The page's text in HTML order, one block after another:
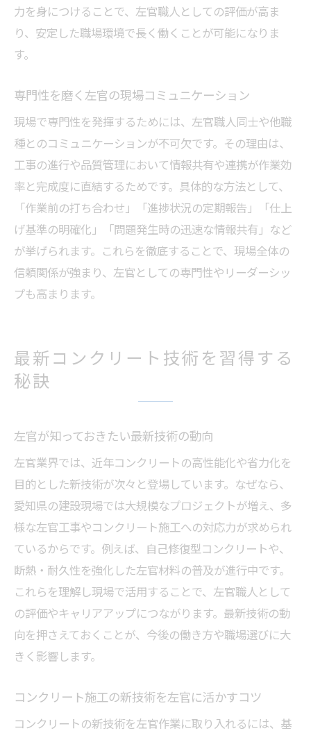
力を身につけることで、左官職人としての評価が高ま
り、安定した職場環境で長く働くことが可能になりま
す。
専門性を磨く左官の現場コミュニケーション
現場で専門性を発揮するためには、左官職人同士や他職
種とのコミュニケーションが不可欠です。その理由は、
工事の進行や品質管理において情報共有や連携が作業効
率と完成度に直結するためです。具体的な方法として、
「作業前の打ち合わせ」「進捗状況の定期報告」「仕上
げ基準の明確化」「問題発生時の迅速な情報共有」など
が挙げられます。これらを徹底することで、現場全体の
信頼関係が強まり、左官としての専門性やリーダーシッ
プも高まります。
最新コンクリート技術を習得する
秘訣
左官が知っておきたい最新技術の動向
左官業界では、近年コンクリートの高性能化や省力化を
目的とした新技術が次々と登場しています。なぜなら、
愛知県の建設現場では大規模なプロジェクトが増え、多
様な左官工事やコンクリート施工への対応力が求められ
ているからです。例えば、自己修復型コンクリートや、
断熱・耐久性を強化した左官材料の普及が進行中です。
これらを理解し現場で活用することで、左官職人として
の評価やキャリアアップにつながります。最新技術の動
向を押さえておくことが、今後の働き方や職場選びに大
きく影響します。
コンクリート施工の新技術を左官に活かすコツ
コンクリートの新技術を左官作業に取り入れるには、基